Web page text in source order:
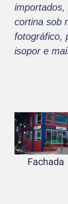
importados,
cortina sob
fotográfico,
isopor e
Fachada